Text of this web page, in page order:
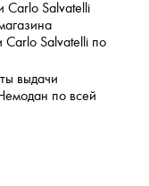
Carlo Salvatelli
Salvatelli по
выдачи
по всей